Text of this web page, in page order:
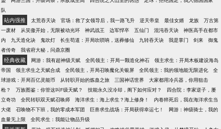
队
站内强推 太荒吞天诀 官场：救了女领导后，我一路飞升 逆天帝皇 最佳女婿 龙族
万古第
一废材
从笑傲开始，无限被动光环 神武战王 边军悍卒 五仙门 混沌吞天诀
神医高手在都市
内
九天造化诀 鬼吹灯 长生苟道：开局吹唢呐，送葬修仙 九转吞天诀 我是掌门 剑来
御鬼
者传奇
我省府大秘，问鼎京圈
经典收藏 网游：我有超神级天赋 全民领主：开局一颗造化神石
领主求生：开局木板建设海岛
帝国
领主求生之天赋合成 全民领主，开局召唤魔化关银屏 全民领主：我的领地能无限进化
全
球游戏：开局百亿灵能币
从转职开始的炼蛊之旅 三国神话世界
大家都用冷兵器，你用狙击
枪？
万族图鉴：你管这叫F级天赋？ 技能永久没冷却，阁下如何应对？
四合院：李家逆子，屡
立奇功
全民转职双天赋召唤师 海洋求生：海上求生？海上修身！
内卷猝死后，我在海洋求生当
大佬
召唤物不下班，我的零成本军团 巨兽求生战场：开局获得幸运七！
网游：神级骑士，我的
血量无上限
全民求生：我能让物品升级